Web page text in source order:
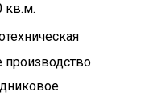
кв.м.
производство